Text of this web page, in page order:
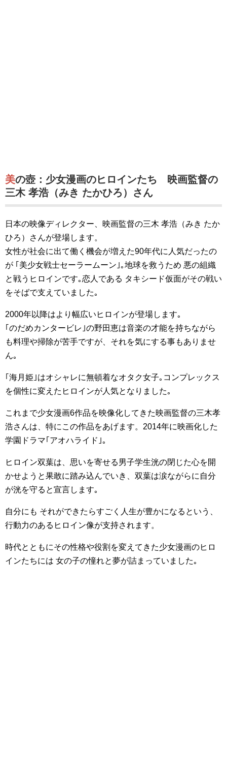
美の壺：少女漫画のヒロインたち 映画監督の
三木 孝浩（みき たかひろ）さん
日本の映像ディレクター、映画監督の三木 孝浩（みき たか
ひろ）さんが登場します。
女性が社会に出て働く機会が増えた90年代に人気だったの
が ｢美少女戦士セーラームーン｣｡地球を救うため 悪の組織
と戦うヒロインです｡恋人である タキシード仮面がその戦い
をそばで支えていました｡
2000年以降はより幅広いヒロインが登場します｡
｢のだめカンタービレ｣の野田恵は音楽の才能を持ちながら
も料理や掃除が苦手ですが、それを気にする事もありませ
ん｡
｢海月姫｣はオシャレに無頓着なオタク女子｡コンプレックス
を個性に変えたヒロインが人気となりました｡
これまで少女漫画6作品を映像化してきた映画監督の三木孝
浩さんは、特にこの作品をあげます。2014年に映画化した
学園ドラマ｢アオハライド｣｡
ヒロイン双葉は、思いを寄せる男子学生洸の閉じた心を開
かせようと果敢に踏み込んでいき、双葉は涙ながらに自分
が洸を守ると宣言します｡
自分にも それができたらすごく人生が豊かになるという、
行動力のあるヒロイン像が支持されます。
時代とともにその性格や役割を変えてきた少女漫画のヒロ
インたちには 女の子の憧れと夢が詰まっていました｡